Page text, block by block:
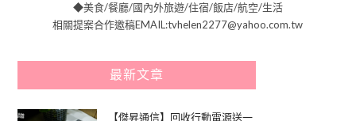
◆美食/餐廳/國內外旅遊/住宿/飯店/航空/生活
相關提案合作邀稿EMAIL:tvhelen2277@yahoo.com.tw
最新文章
【傑昇通信】回收行動電源送一